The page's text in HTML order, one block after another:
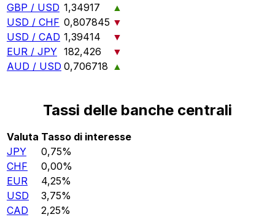
GBP / USD 1,34917
▲
USD / CHF 0,807845 ▼
USD / CAD 1,39414
▼
EUR / JPY 182,426
▼
AUD / USD 0,706718 ▲
Tassi delle banche centrali
Valuta Tasso di interesse
JPY
0,75%
CHF
0,00%
EUR
4,25%
USD
3,75%
CAD
2,25%